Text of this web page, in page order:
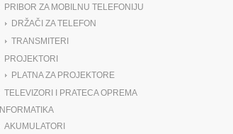
PRIBOR ZA MOBILNU TELEFONIJU
DRŽAČI ZA TELEFON
TRANSMITERI
PROJEKTORI
PLATNA ZA PROJEKTORE
TELEVIZORI I PRATECA OPREMA
INFORMATIKA
AKUMULATORI